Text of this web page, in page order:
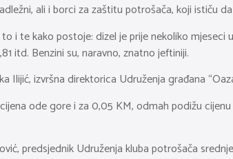
ali i borci za zaštitu potrošača, koji ističu
i te kako postoje: dizel je prije nekoliko
itd. Benzini su, naravno, znatno jeftiniji.
Ilijić, izvršna direktorica Udruženja građana
ode gore i za 0,05 KM, odmah podižu
predsjednik Udruženja kluba potrošača